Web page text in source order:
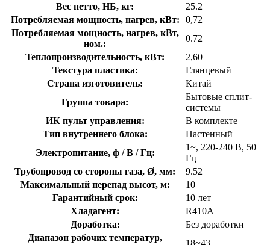
Вес нетто, НБ, кг:
25.2
Потребляемая мощность, нагрев, кВт:
0,72
Потребляемая мощность, нагрев, кВт,
ном.:
0.72
Теплопроизводительность, кВт:
2,60
Текстура пластика:
Глянцевый
Страна изготовитель:
Китай
Группа товара:
Бытовые сплит-
системы
ИК пульт управления:
В комплекте
Тип внутреннего блока:
Настенный
Электропитание, ф / В / Гц:
1~, 220-240 В, 50
Гц
Трубопровод со стороны газа, Ø, мм:
9.52
Максимальный перепад высот, м:
10
Гарантийный срок:
10 лет
Хладагент:
R410A
Доработка:
Без доработки
Диапазон рабочих температур,
18~43